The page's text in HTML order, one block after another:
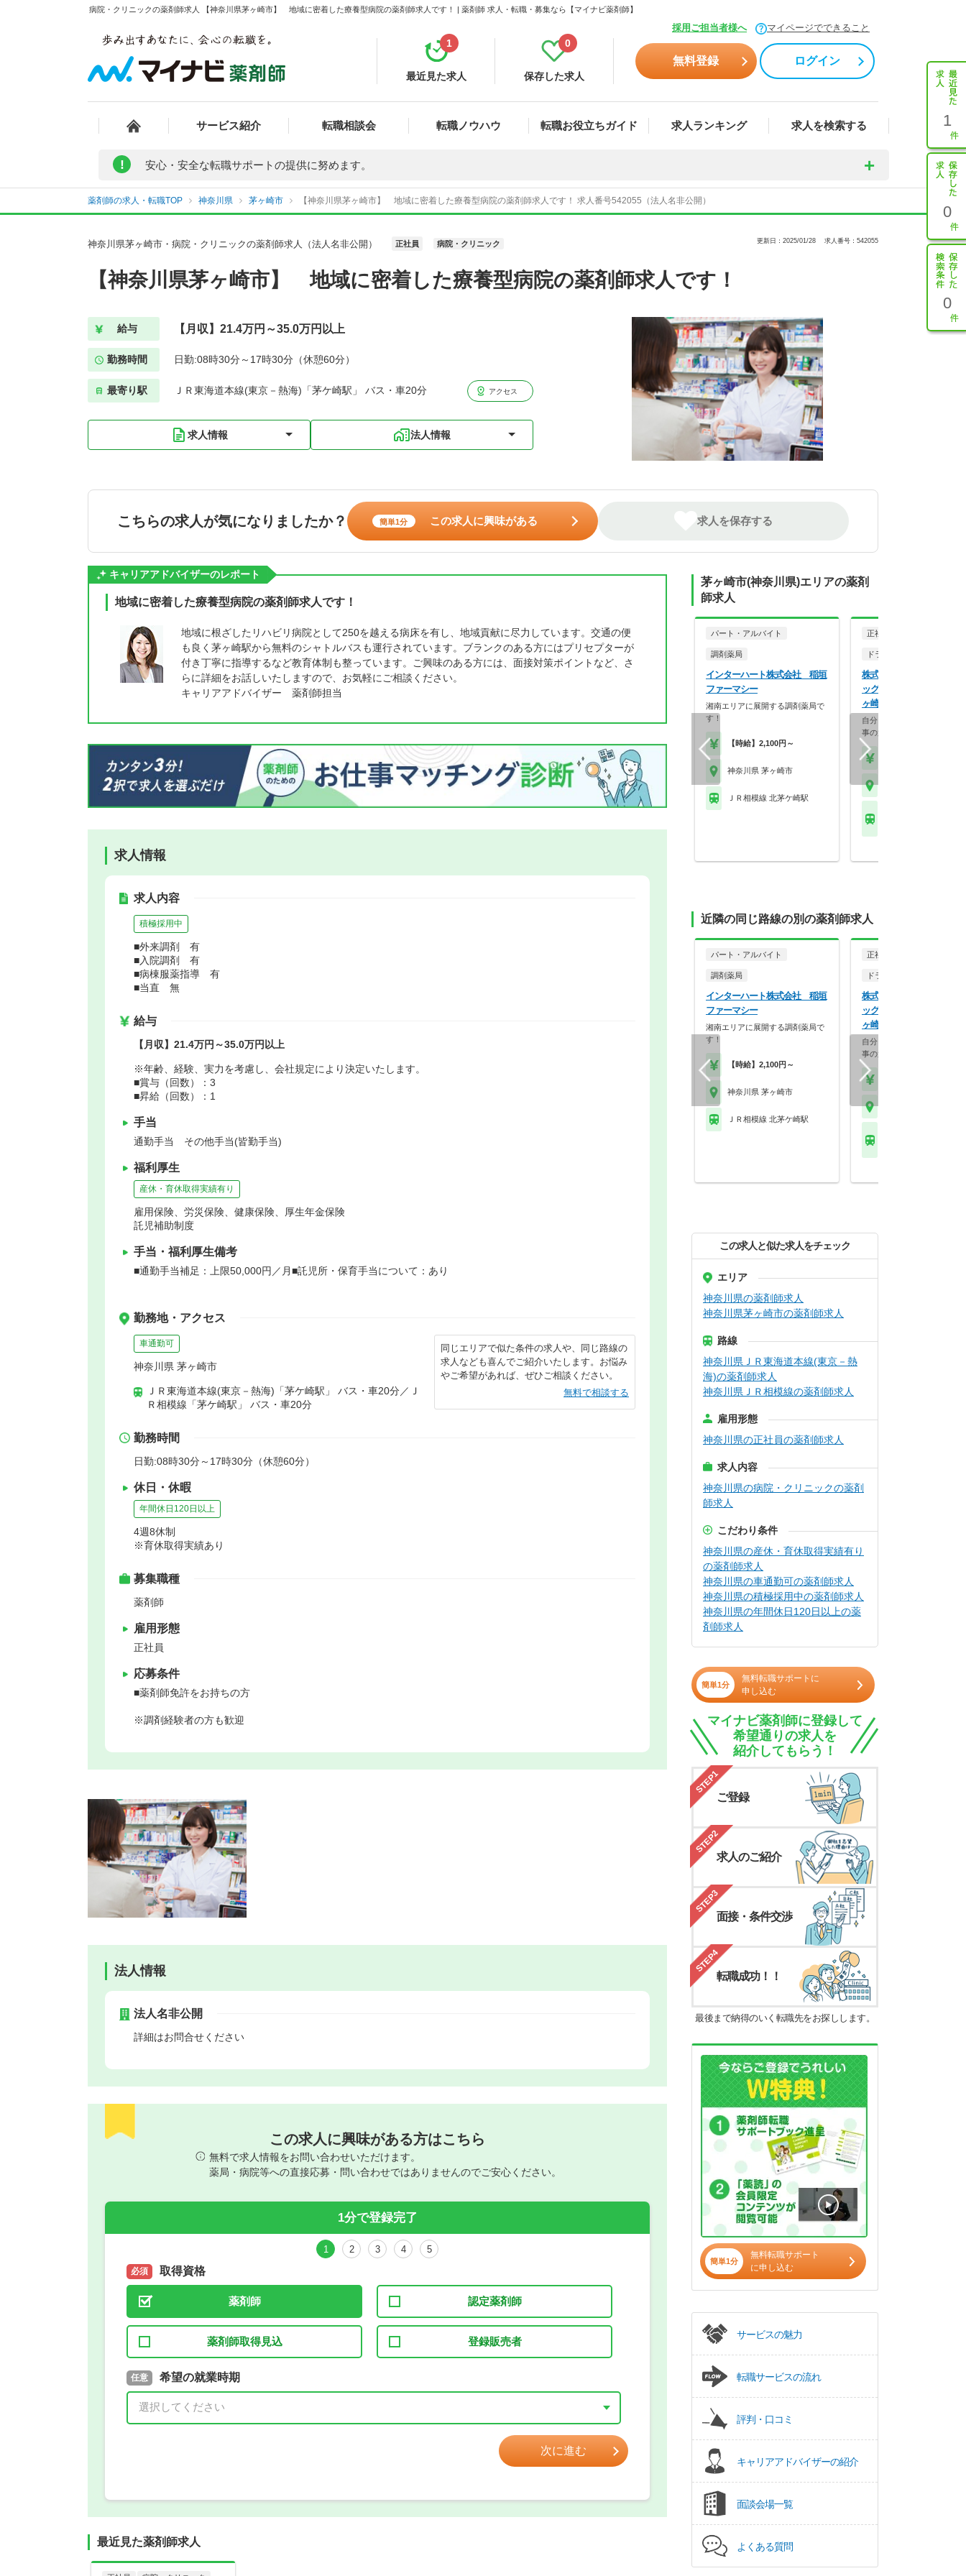
病院・クリニックの薬剤師求人 【神奈川県茅ヶ崎市】 地域に密着した療養型病院の薬剤師求人です！ | 薬剤師 求人・転職・募集なら【マイナビ薬剤師】
採用ご担当者様へ マイページでできること
最近見た求人
1
保存した求人
0
無料登録 ログイン
サービス紹介 転職相談会 転職ノウハウ 転職お役立ちガイド 求人ランキング 求人を検索する 1
0
0
! 安心・安全な転職サポートの提供に努めます。
薬剤師の求人・転職TOP 神奈川県 茅ヶ崎市 【神奈川県茅ヶ崎市】 地域に密着した療養型病院の薬剤師求人です！ 求人番号542055（法人名非公開）
神奈川県茅ヶ崎市・病院・クリニックの薬剤師求人（法人名非公開） 正社員 病院・クリニック 更新日：2025/01/28 求人番号：542055
【神奈川県茅ヶ崎市】 地域に密着した療養型病院の薬剤師求人です！
給与 【月収】21.4万円～35.0万円以上
勤務時間 日勤:08時30分～17時30分（休憩60分）
最寄り駅 ＪＲ東海道本線(東京－熱海)「茅ケ崎駅」 バス・車20分 アクセス
求人情報 法人情報
こちらの求人が気になりましたか？ 簡単1分 この求人に興味がある 求人を保存する
キャリアアドバイザーのレポート
地域に密着した療養型病院の薬剤師求人です！
地域に根ざしたリハビリ病院として250を越える病床を有し、地域貢献に尽力しています。交通の便
も良く茅ヶ崎駅から無料のシャトルバスも運行されています。ブランクのある方にはプリセプターが
付き丁寧に指導するなど教育体制も整っています。ご興味のある方には、面接対策ポイントなど、さ
らに詳細をお話しいたしますので、お気軽にご相談ください。
キャリアアドバイザー 薬剤師担当
求人情報
求人内容
積極採用中
■外来調剤 有
■入院調剤 有
■病棟服薬指導 有
■当直 無
給与
【月収】21.4万円～35.0万円以上
※年齢、経験、実力を考慮し、会社規定により決定いたします。
■賞与（回数）：3
■昇給（回数）：1
手当
通勤手当 その他手当(皆勤手当)
福利厚生
産休・育休取得実績有り
雇用保険、労災保険、健康保険、厚生年金保険
託児補助制度
手当・福利厚生備考
■通勤手当補足：上限50,000円／月■託児所・保育手当について：あり
勤務地・アクセス
車通勤可
神奈川県 茅ヶ崎市
ＪＲ東海道本線(東京－熱海)「茅ケ崎駅」 バス・車20分／Ｊ
Ｒ相模線「茅ケ崎駅」 バス・車20分
同じエリアで似た条件の求人や、同じ路線の
求人なども喜んでご紹介いたします。お悩み
やご希望があれば、ぜひご相談ください。
無料で相談する
勤務時間
日勤:08時30分～17時30分（休憩60分）
休日・休暇
年間休日120日以上
4週8休制
※育休取得実績あり
募集職種
薬剤師
雇用形態
正社員
応募条件
■薬剤師免許をお持ちの方
※調剤経験者の方も歓迎
法人情報
法人名非公開
詳細はお問合せください
この求人に興味がある方はこちら
無料で求人情報をお問い合わせいただけます。
薬局・病院等への直接応募・問い合わせではありませんのでご安心ください。
1分で登録完了
1 2 3 4 5
必須 取得資格
薬剤師 認定薬剤師
薬剤師取得見込 登録販売者
必須 取得予定年
年 3月
任意 希望の就業時期
希望の働き方
パート(週4日～5日)
次に進む
最近見た薬剤師求人
茅ヶ崎市(神奈川県)エリアの薬剤
師求人
パート・アルバイト
調剤薬局
インターハート株式会社 稲垣
ファーマシー
湘南エリアに展開する調剤薬局で
す！
【時給】2,100円～
神奈川県 茅ヶ崎市
ＪＲ相模線 北茅ケ崎駅
正社員
ドラッグストア（調剤併設
株式会社マツモトキヨシ
ッグストア マツモトキヨ
ヶ崎松が丘店
自分らしく働く。それが、
事の第一歩。選択的週…
近隣の同じ路線の別の薬剤師求人
パート・アルバイト
調剤薬局
インターハート株式会社 稲垣
ファーマシー
湘南エリアに展開する調剤薬局で
す！
【時給】2,100円～
神奈川県 茅ヶ崎市
ＪＲ相模線 北茅ケ崎駅
正社員
ドラッグストア（調剤併設
株式会社マツモトキヨシ
ッグストア マツモトキヨ
ヶ崎松が丘店
自分らしく働く。それが、
事の第一歩。選択的週…
この求人と似た求人をチェック
エリア
神奈川県の薬剤師求人
神奈川県茅ヶ崎市の薬剤師求人
路線
神奈川県ＪＲ東海道本線(東京－熱
海)の薬剤師求人
神奈川県ＪＲ相模線の薬剤師求人
雇用形態
神奈川県の正社員の薬剤師求人
求人内容
神奈川県の病院・クリニックの薬剤
師求人
こだわり条件
神奈川県の産休・育休取得実績有り
の薬剤師求人
神奈川県の車通勤可の薬剤師求人
神奈川県の積極採用中の薬剤師求人
神奈川県の年間休日120日以上の薬
剤師求人
簡単1分
無料転職サポートに
申し込む
マイナビ薬剤師に登録して
希望通りの求人を
紹介してもらう！
STEP1
ご登録
STEP2
求人のご紹介
STEP3
面接・条件交渉
STEP4
転職成功！！
最後まで納得のいく転職先をお探しします。
簡単1分
無料転職サポート
に申し込む
サービスの魅力
転職サービスの流れ
評判・口コミ
キャリアアドバイザーの紹介
面談会場一覧
よくある質問